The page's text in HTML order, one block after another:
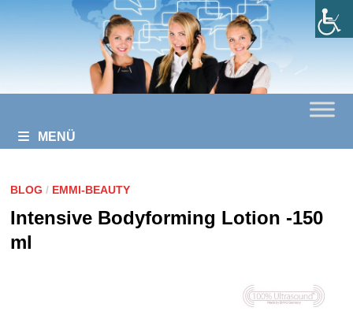
MENÜ
BLOG / EMMI-BEAUTY
Intensive Bodyforming Lotion -150
ml